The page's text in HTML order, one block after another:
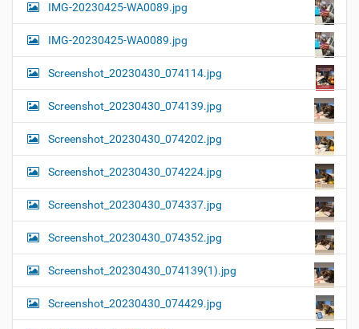
IMG-20230425-WA0089.jpg
IMG-20230425-WA0089.jpg
Screenshot_20230430_074114.jpg
Screenshot_20230430_074139.jpg
Screenshot_20230430_074202.jpg
Screenshot_20230430_074224.jpg
Screenshot_20230430_074337.jpg
Screenshot_20230430_074352.jpg
Screenshot_20230430_074139(1).jpg
Screenshot_20230430_074429.jpg